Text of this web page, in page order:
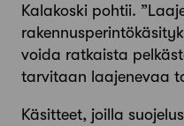
Kalakoski pohtii.
voida ratkaista
tarvitaan laajenevaa
Käsitteet, joilla